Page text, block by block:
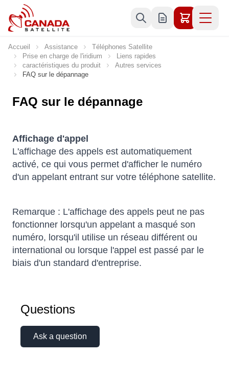
Allez au contenu
Accueil Assistance
Téléphones Satellite
Prise en charge de l'iridium
Liens rapides
caractéristiques du produit
Autres services
FAQ sur le dépannage
FAQ sur le dépannage
Affichage d'appel
L'affichage des appels est automatiquement
activé, ce qui vous permet d'afficher le numéro
d'un appelant entrant sur votre téléphone satellite.
Remarque : L'affichage des appels peut ne pas
fonctionner lorsqu'un appelant a masqué son
numéro, lorsqu'il utilise un réseau différent ou
international ou lorsque l'appel est passé par le
biais d'un standard d'entreprise.
Questions
Ask a question